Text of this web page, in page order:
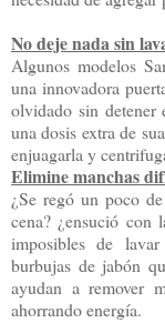
No deje nada sin
Algunos modelos
una innovadora
olvidado sin detener
una dosis extra de
enjuagarla y
Elimine manchas
¿Se regó un poco
cena? ¿ensució con
imposibles de
burbujas de jabón
ayudan a remover
ahorrando energía.